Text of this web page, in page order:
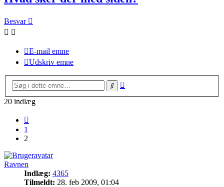
Besvar
E-mail emne
Udskriv emne
Søg
20 indlæg
1
2
Ravnen
Indlæg: 4365
Tilmeldt: 28. feb 2009, 01:04